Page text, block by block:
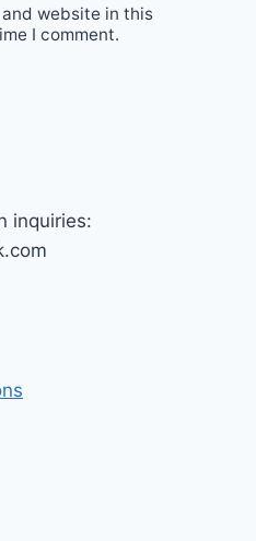
and website in this
I comment.
inquiries: